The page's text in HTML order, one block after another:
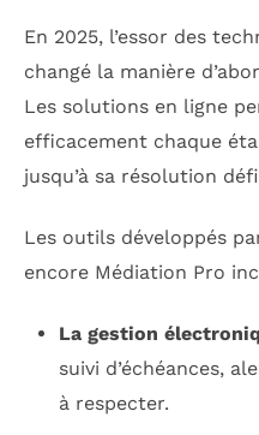
En 2025, l’essor des
changé la manière
Les solutions en ligne
efficacement chaque
jusqu’à sa résolution
Les outils développés
encore Médiation Pro
La gestion
suivi d’échéances,
à respecter.